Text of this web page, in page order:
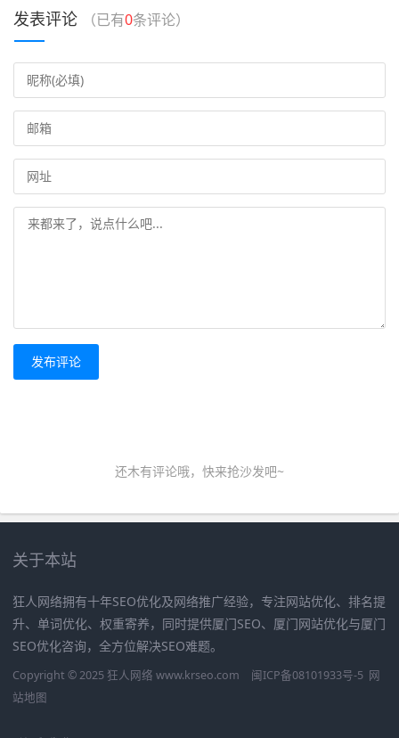
发表评论 （已有0条评论）
发布评论
还木有评论哦，快来抢沙发吧~
关于本站
狂人网络拥有十年SEO优化及网络推广经验，专注网站优化、排名提
升、单词优化、权重寄养，同时提供厦门SEO、厦门网站优化与厦门
SEO优化咨询，全方位解决SEO难题。
Copyright © 2025 狂人网络 www.krseo.com 闽ICP备08101933号-5 网
站地图